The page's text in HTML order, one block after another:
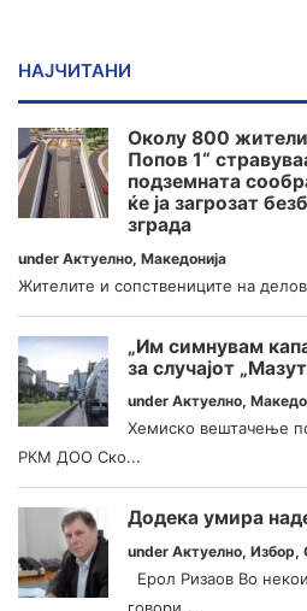
НАЈЧИТАНИ
Околу 800
Попов 1“
подземната
ќе ја загрозат
зграда
under Актуелно, Македонија
Жителите и сопствениците на
„Им симнувам
за случајот
under Актуелно,
Хемиско вештачење
РКМ ДОО Ско...
Додека умира
under Актуелно, Избор,
Ерол Ризаов Во
говори...